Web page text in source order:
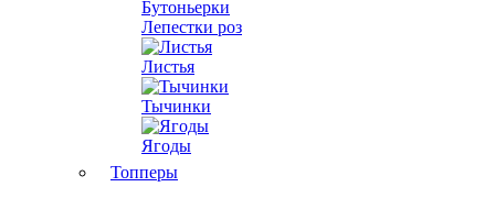
Бутоньерки
Лепестки роз
Листья
Тычинки
Ягоды
Топперы